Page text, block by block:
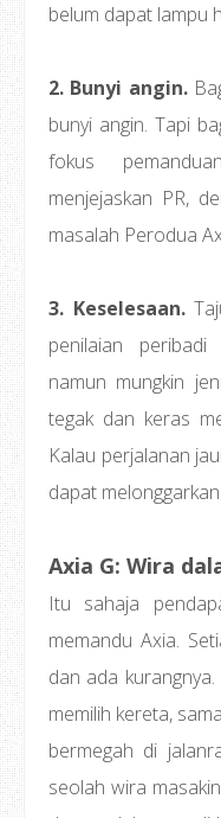
belum dapat lampu
2. Bunyi angin.
bunyi angin. Tapi
fokus
menjejaskan PR,
masalah Perodua
3. Keselesaan.
penilaian
namun mungkin
tegak dan keras
Kalau perjalanan
dapat
Axia G: Wira
Itu sahaja
memandu Axia.
dan ada
memilih kereta,
bermegah di
seolah wira